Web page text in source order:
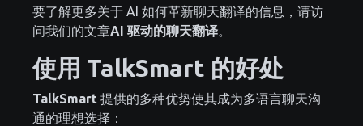
要了解更多关于 AI 如何革新聊天翻译的信息，请访
问我们的文章AI 驱动的聊天翻译
使用 TalkSmart 的好处
TalkSmart 提供的多种优势使其成为多语言聊天沟
通的理想选择：